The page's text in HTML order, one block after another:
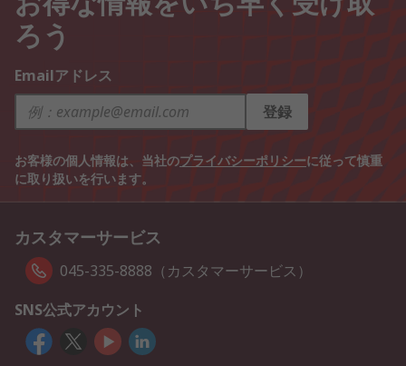
ろう
Emailアドレス
登録
お客様の個人情報は、当社のプライバシーポリシーに従って慎重
に取り扱いを行います。
カスタマーサービス
045-335-8888（カスタマーサービス）
SNS公式アカウント